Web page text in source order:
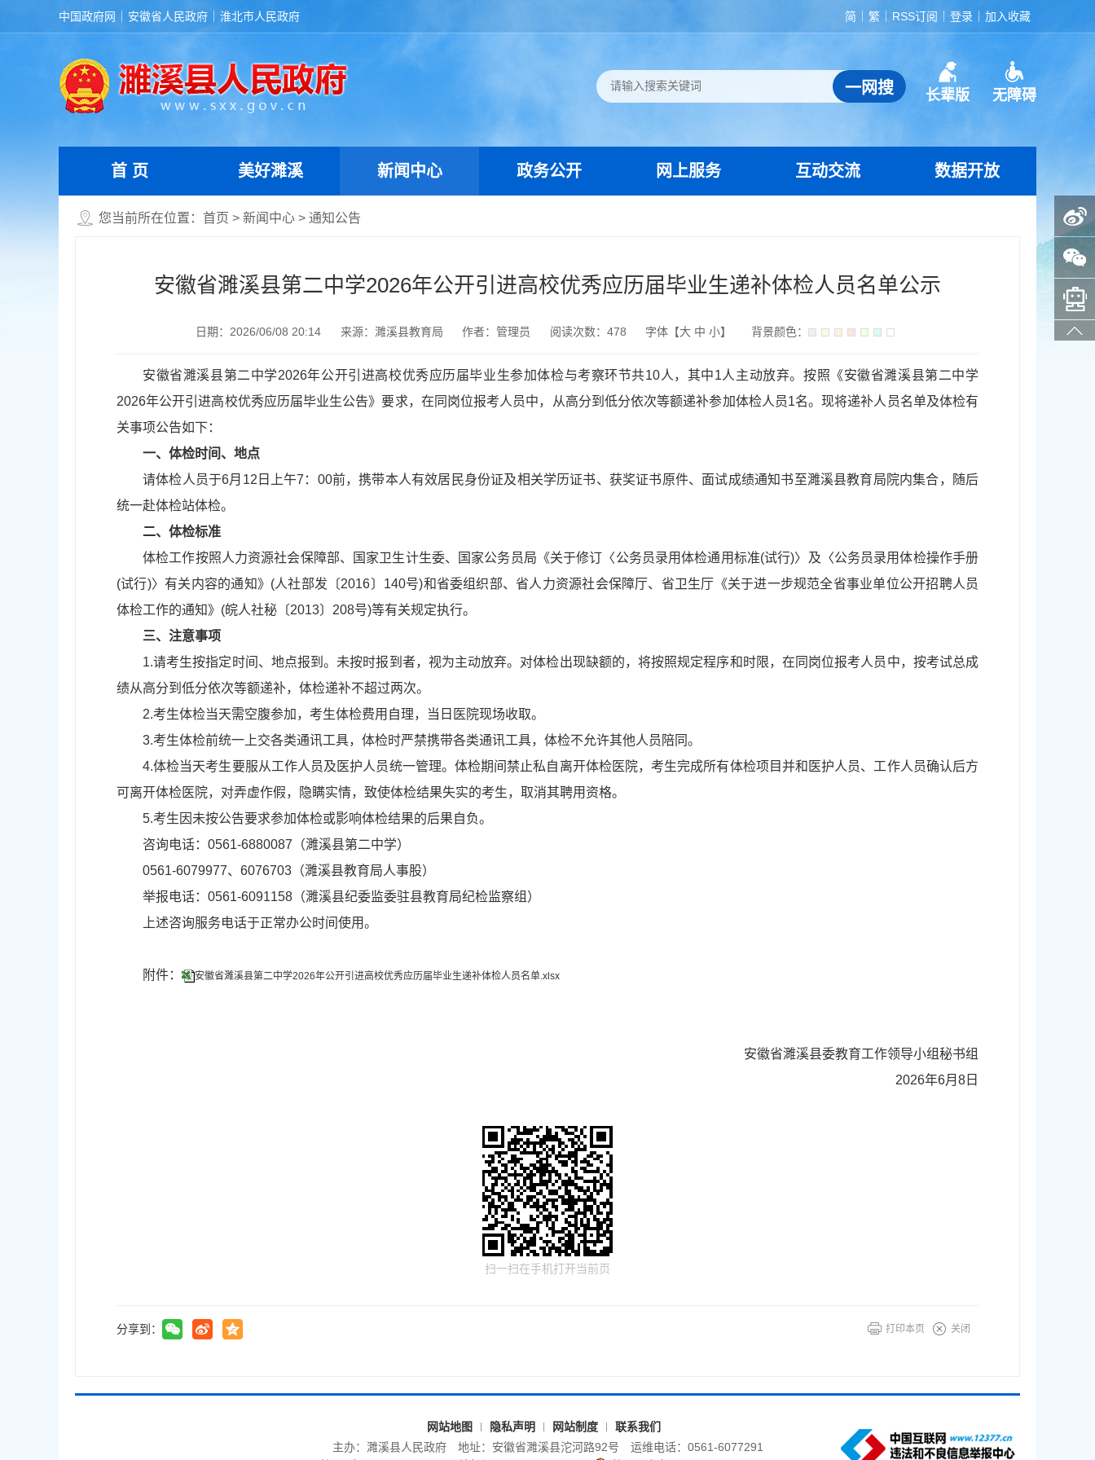
中国政府网 安徽省人民政府 淮北市人民政府 简 繁 RSS订阅 登录 加入收藏
长辈版 无障碍
首 页 美好濉溪 新闻中心 政务公开 网上服务 互动交流 数据开放
您当前所在位置： 首页 > 新闻中心 > 通知公告
安徽省濉溪县第二中学2026年公开引进高校优秀应历届毕业生递补体检人员名单公示
日期：2026/06/08 20:14 来源：濉溪县教育局 作者：管理员 阅读次数： 478 字体【大 中 小】 背景颜色：
安徽省濉溪县第二中学2026年公开引进高校优秀应历届毕业生参加体检与考察环节共10人，其中1人主动放弃。按照《安徽省濉溪县第二中学
2026年公开引进高校优秀应历届毕业生公告》要求，在同岗位报考人员中，从高分到低分依次等额递补参加体检人员1名。现将递补人员名单及体检有
关事项公告如下：
一、体检时间、地点
请体检人员于6月12日上午7：00前，携带本人有效居民身份证及相关学历证书、获奖证书原件、面试成绩通知书至濉溪县教育局院内集合，随后
统一赴体检站体检。
二、体检标准
体检工作按照人力资源社会保障部、国家卫生计生委、国家公务员局《关于修订〈公务员录用体检通用标准(试行)〉及〈公务员录用体检操作手册
(试行)〉有关内容的通知》(人社部发〔2016〕140号)和省委组织部、省人力资源社会保障厅、省卫生厅《关于进一步规范全省事业单位公开招聘人员
体检工作的通知》(皖人社秘〔2013〕208号)等有关规定执行。
三、注意事项
1.请考生按指定时间、地点报到。未按时报到者，视为主动放弃。对体检出现缺额的，将按照规定程序和时限，在同岗位报考人员中，按考试总成
绩从高分到低分依次等额递补，体检递补不超过两次。
2.考生体检当天需空腹参加，考生体检费用自理，当日医院现场收取。
3.考生体检前统一上交各类通讯工具，体检时严禁携带各类通讯工具，体检不允许其他人员陪同。
4.体检当天考生要服从工作人员及医护人员统一管理。体检期间禁止私自离开体检医院，考生完成所有体检项目并和医护人员、工作人员确认后方
可离开体检医院，对弄虚作假，隐瞒实情，致使体检结果失实的考生，取消其聘用资格。
5.考生因未按公告要求参加体检或影响体检结果的后果自负。
咨询电话：0561-6880087（濉溪县第二中学）
0561-6079977、6076703（濉溪县教育局人事股）
举报电话：0561-6091158（濉溪县纪委监委驻县教育局纪检监察组）
上述咨询服务电话于正常办公时间使用。
附件： 安徽省濉溪县第二中学2026年公开引进高校优秀应历届毕业生递补体检人员名单.xlsx
安徽省濉溪县委教育工作领导小组秘书组
2026年6月8日
扫一扫在手机打开当前页
分享到： 打印本页 关闭
网站地图 隐私声明 网站制度
联系我们
主办：濉溪县人民政府
地址：安徽省濉溪县沱河路92号
运维电话：0561-6077291
智能问答助手